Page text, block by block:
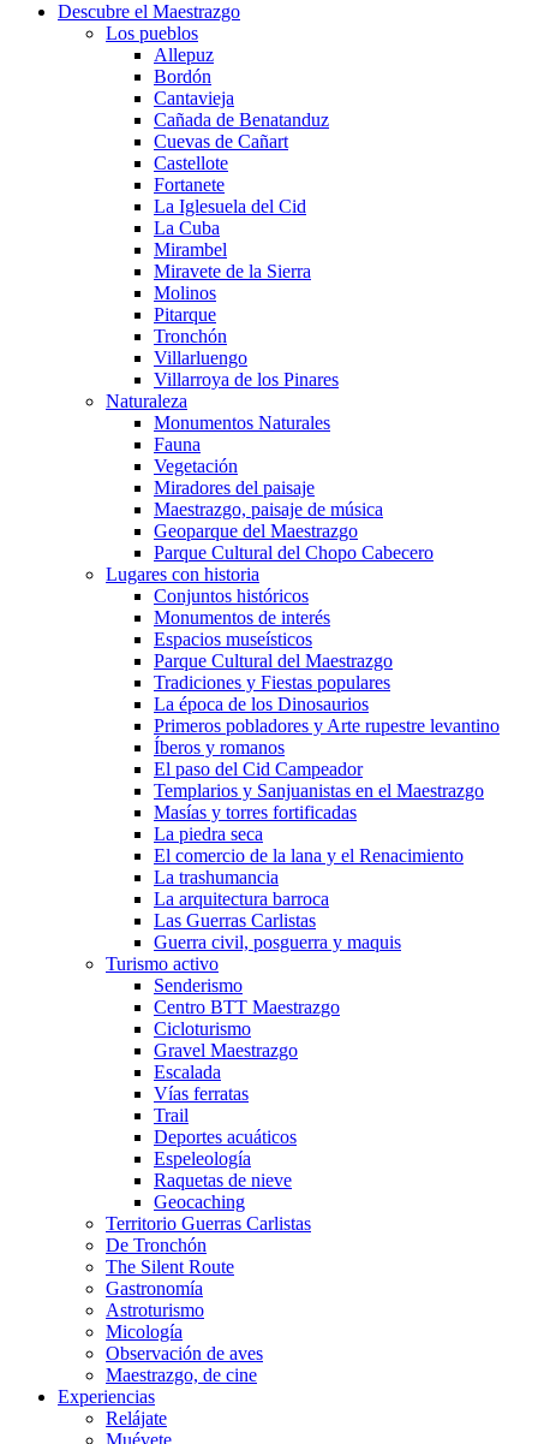
Descubre el Maestrazgo
Los pueblos
Allepuz
Bordón
Cantavieja
Cañada de Benatanduz
Cuevas de Cañart
Castellote
Fortanete
La Iglesuela del Cid
La Cuba
Mirambel
Miravete de la Sierra
Molinos
Pitarque
Tronchón
Villarluengo
Villarroya de los Pinares
Naturaleza
Monumentos Naturales
Fauna
Vegetación
Miradores del paisaje
Maestrazgo, paisaje de música
Geoparque del Maestrazgo
Parque Cultural del Chopo Cabecero
Lugares con historia
Conjuntos históricos
Monumentos de interés
Espacios museísticos
Parque Cultural del Maestrazgo
Tradiciones y Fiestas populares
La época de los Dinosaurios
Primeros pobladores y Arte rupestre levantino
Íberos y romanos
El paso del Cid Campeador
Templarios y Sanjuanistas en el Maestrazgo
Masías y torres fortificadas
La piedra seca
El comercio de la lana y el Renacimiento
La trashumancia
La arquitectura barroca
Las Guerras Carlistas
Guerra civil, posguerra y maquis
Turismo activo
Senderismo
Centro BTT Maestrazgo
Cicloturismo
Gravel Maestrazgo
Escalada
Vías ferratas
Trail
Deportes acuáticos
Espeleología
Raquetas de nieve
Geocaching
Territorio Guerras Carlistas
De Tronchón
The Silent Route
Gastronomía
Astroturismo
Micología
Observación de aves
Maestrazgo, de cine
Experiencias
Relájate
Muévete